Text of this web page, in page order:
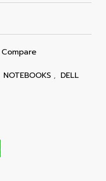
Compare
NOTEBOOKS , DELL